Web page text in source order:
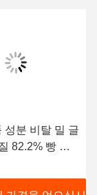
성분 비탈 밀 글
82.2% 빵 케